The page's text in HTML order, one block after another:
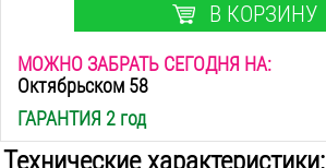
В КОРЗИНУ
МОЖНО ЗАБРАТЬ СЕГОДНЯ НА:
Октябрьском 58
ГАРАНТИЯ 2 год
Технические характеристики: